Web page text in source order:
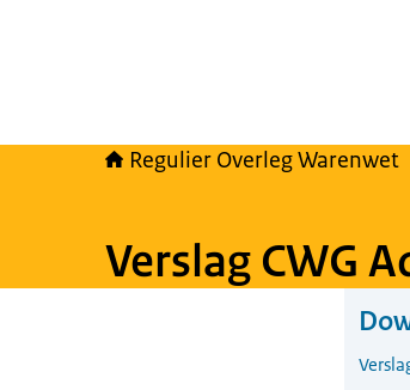
Regulier Overleg Warenwet
Verslag CWG